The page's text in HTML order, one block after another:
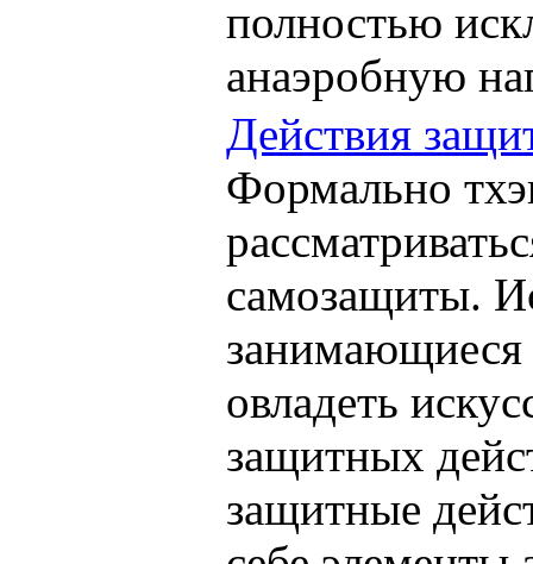
полностью
анаэробную
Действия
Формально
самозащиты.
занимающиеся
овладеть
защитных
защитные